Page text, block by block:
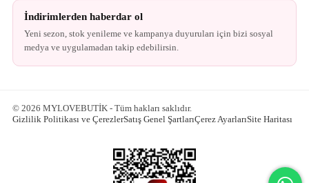
İndirimlerden haberdar ol
Yeni sezon, stok yenileme ve kampanya duyuruları için bizi sosyal
medya ve uygulamadan takip edebilirsin.
© 2026 MYLOVEBUTİK - Tüm hakları saklıdır.
Gizlilik Politikası ve ÇerezlerSatış Genel ŞartlarıÇerez AyarlarıSite Haritası